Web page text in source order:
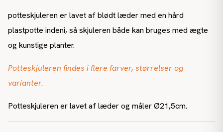
potteskjuleren er lavet af blødt læder med en hård
plastpotte indeni, så skjuleren både kan bruges med ægte
og kunstige planter.
Potteskjuleren findes i flere farver, størrelser og
varianter.
Potteskjuleren er lavet af læder og måler Ø21,5cm.